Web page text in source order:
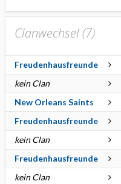
Clanwechsel (7)
Freudenhausfreunde
kein Clan
New Orleans Saints
Freudenhausfreunde
kein Clan
Freudenhausfreunde
kein Clan